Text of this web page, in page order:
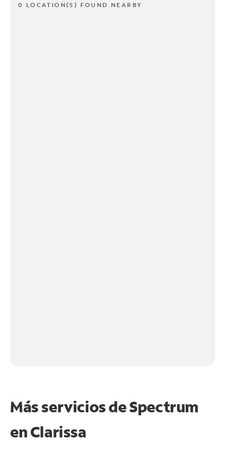
0 LOCATION(S) FOUND NEARBY
Más servicios de Spectrum
enClarissa